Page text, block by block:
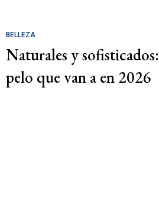
BELLEZA
Naturales y
pelo que van a en 2026